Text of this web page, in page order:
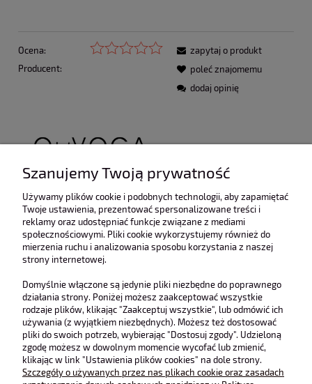
Ocena:
Producent:
zapytaj o produkt
poleć znajomemu
dodaj opinię
Opis
Cena nie zawiera ewentualnych kosztów płatności
Opinie o produkcie (0)
Klasyczna czapka wykonana z miękkiej, prążkowanej dzianiny.
Model z szerokim mankietem, na którym umieszczono wyraziste
logo marki OLAVOGA w kontrastowym kolorze.
Szanujemy Twoją prywatność
Używamy plików cookie i podobnych technologii, aby zapamiętać
Twoje ustawienia, prezentować spersonalizowane treści i
reklamy oraz udostępniać funkcje związane z mediami
społecznościowymi. Pliki cookie wykorzystujemy również do
mierzenia ruchu i analizowania sposobu korzystania z naszej
strony internetowej.
Domyślnie włączone są jedynie pliki niezbędne do poprawnego
działania strony. Poniżej możesz zaakceptować wszystkie
rodzaje plików, klikając "Zaakceptuj wszystkie", lub odmówić ich
używania (z wyjątkiem niezbędnych). Możesz też dostosować
pliki do swoich potrzeb, wybierając "Dostosuj zgody". Udzieloną
zgodę możesz w dowolnym momencie wycofać lub zmienić,
klikając w link "Ustawienia plików cookies" na dole strony.
Szczegóły o używanych przez nas plikach cookie oraz zasadach